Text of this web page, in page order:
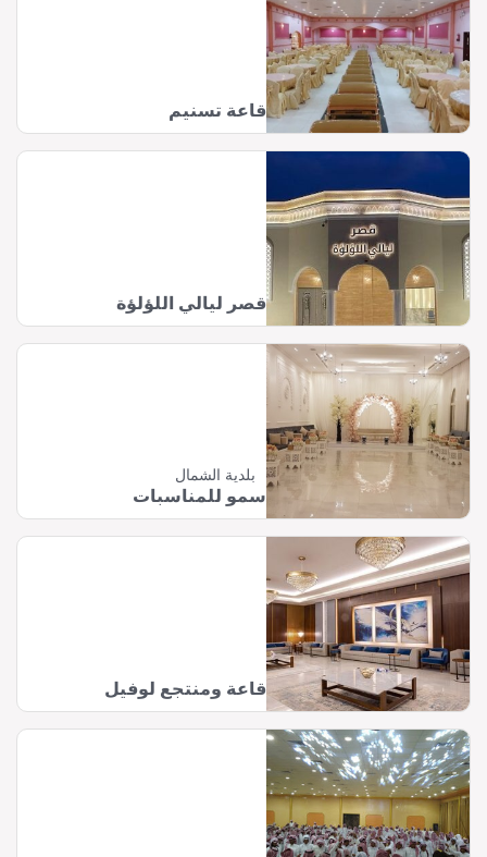
قاعة تسنيم
قصر ليالي اللؤلؤة
بلدية الشمال
سمو للمناسبات
قاعة ومنتجع لوفيل